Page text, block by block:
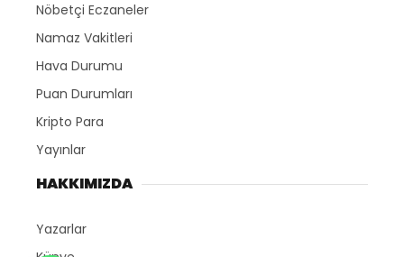
Nöbetçi Eczaneler
Namaz Vakitleri
Hava Durumu
Puan Durumları
Kripto Para
Yayınlar
HAKKIMIZDA
Yazarlar